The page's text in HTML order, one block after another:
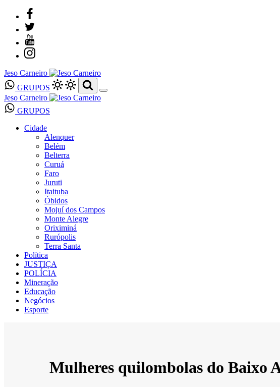
Jeso Carneiro
GRUPOS
Jeso Carneiro
GRUPOS
Cidade
Alenquer
Belém
Belterra
Curuá
Faro
Juruti
Itaituba
Óbidos
Mojuí dos Campos
Monte Alegre
Oriximiná
Rurópolis
Terra Santa
Política
JUSTIÇA
POLÍCIA
Mineração
Educação
Negócios
Esporte
Mulheres quilombolas do Baixo